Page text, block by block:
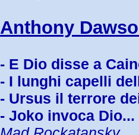
Anthony
- E Dio disse a
- I lunghi capelli
- Ursus il terrore
- Joko invoca